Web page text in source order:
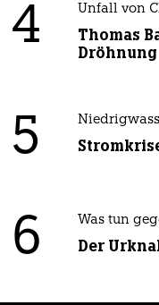
4 Unfall von
Thomas
Dröhnung
5
6 Was tun
Der